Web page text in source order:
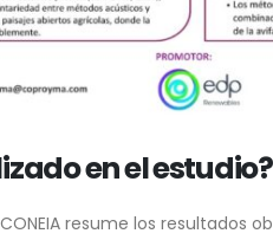
en el estudio?
resume los resultados